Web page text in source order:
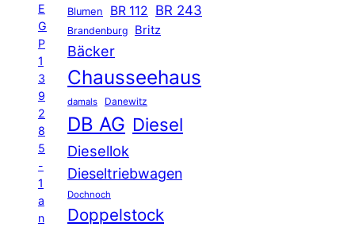
E
G
P
1
3
9
2
8
5
-
1
a
n
Blumen BR 112 BR 243
Brandenburg Britz
Bäcker
Chausseehaus
damals Danewitz
DB AG Diesel
Diesellok
Dieseltriebwagen
Dochnoch
Doppelstock